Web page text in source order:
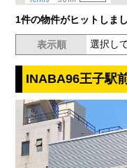
1件の物件がヒットしま
表示順
INABA96王子駅